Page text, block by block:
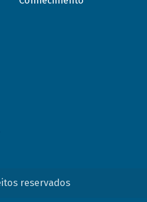
reservados